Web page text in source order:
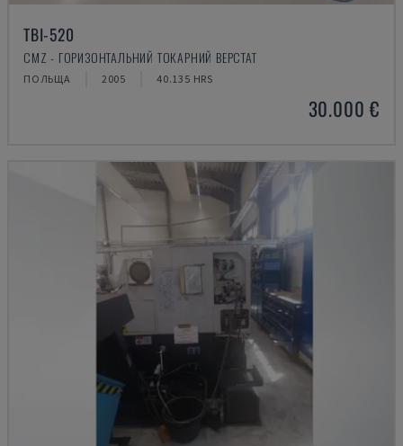
TBI-520
CMZ - ГОРИЗОНТАЛЬНИЙ ТОКАРНИЙ ВЕРСТАТ
ПОЛЬЩА 2005 40.135 HRS
30.000 €